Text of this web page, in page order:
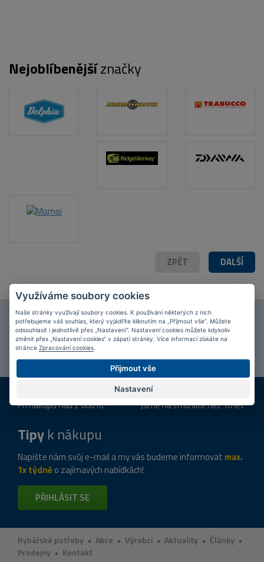
Nejoblíbenějšíznačky
DALŠÍ
ZPĚT
Připojte se k našimfanouškůmna Facebooku!
PŘIPOJIT SE
Při nákupu nad 2 000 Kč
KAMENNÉ PRODEJNY
Jsme na trhu více než 10 let
Tipyk nákupu
Napište nám svůj e-mail a my vás budeme informovat max.
1x týdně o zajímavých nabídkách!
PŘIHLÁSIT SE
Rybářské potřeby • Akce • Výrobci • Aktuality • Články •
Prodejny • Kontakt
Využíváme soubory cookies
Naše stránky využívají soubory cookies. K používání některých z nich
potřebujeme váš souhlas, který vyjádříte kliknutím na „Přijmout vše“. Můžete
odsouhlasit i jednotlivě přes „Nastavení“. Nastavení cookies můžete kdykoliv
změnit přes „Nastavení cookies“ v zápatí stránky. Více informací získáte na
stránce Zpracování cookies
Přijmout vše
Nastavení